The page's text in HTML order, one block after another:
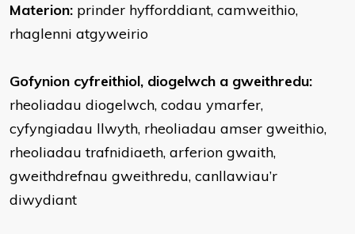
Materion: prinder hyfforddiant, camweithio,
rhaglenni atgyweirio
Gofynion cyfreithiol, diogelwch a gweithredu:
rheoliadau diogelwch, codau ymarfer,
cyfyngiadau llwyth, rheoliadau amser gweithio,
rheoliadau trafnidiaeth, arferion gwaith,
gweithdrefnau gweithredu, canllawiau’r
diwydiant